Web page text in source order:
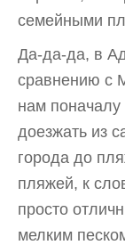
семейными
Да-да-да, в
сравнению с
нам
доезжать из
города до
пляжей, к
просто
мелким